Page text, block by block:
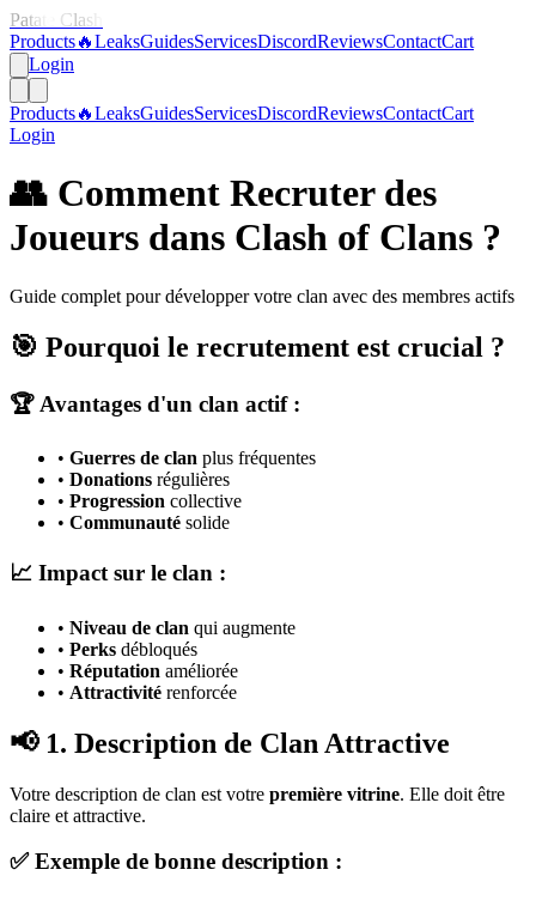
Patate Clash
Products🔥LeaksGuidesServicesDiscordReviewsContactCart
Login
Products🔥LeaksGuidesServicesDiscordReviewsContactCart
Login
👥 Comment Recruter des
Joueurs dans Clash of Clans ?
Guide complet pour développer votre clan avec des membres actifs
🎯 Pourquoi le recrutement est crucial ?
🏆 Avantages d'un clan actif :
• Guerres de clan plus fréquentes
• Donations régulières
• Progression collective
• Communauté solide
📈 Impact sur le clan :
• Niveau de clan qui augmente
• Perks débloqués
• Réputation améliorée
• Attractivité renforcée
📢 1. Description de Clan Attractive
Votre description de clan est votre première vitrine. Elle doit être
claire et attractive.
✅ Exemple de bonne description :